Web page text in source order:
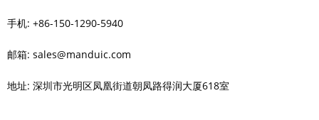
手机: +86-150-1290-5940
邮箱: sales@manduic.com
地址: 深圳市光明区凤凰街道朝凤路得润大厦618室